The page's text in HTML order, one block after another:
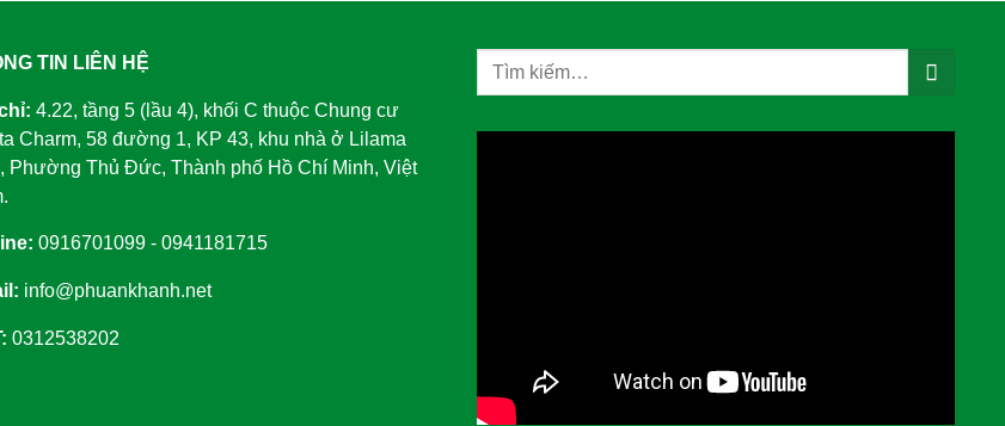
TIN LIÊN HỆ
4.22, tầng 5 (lầu 4), khối C thuộc Chung cư
Charm, 58 đường 1, KP 43, khu nhà ở Lilama
Phường Thủ Đức, Thành phố Hồ Chí Minh, Việt
0916701099 - 0941181715
info@phuankhanh.net
0312538202
Tìm